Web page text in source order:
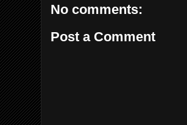
No comments:
Post a Comment